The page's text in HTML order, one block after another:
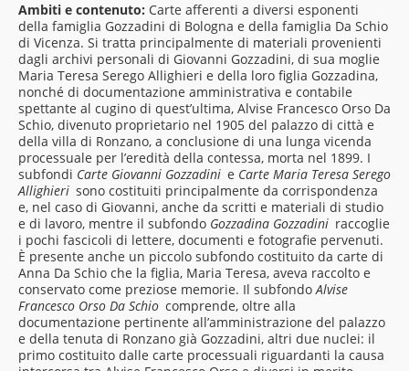
Ambiti e contenuto: Carte afferenti a diversi esponenti
della famiglia Gozzadini di Bologna e della famiglia Da Schio
di Vicenza. Si tratta principalmente di materiali provenienti
dagli archivi personali di Giovanni Gozzadini, di sua moglie
Maria Teresa Serego Allighieri e della loro figlia Gozzadina,
nonché di documentazione amministrativa e contabile
spettante al cugino di quest’ultima, Alvise Francesco Orso Da
Schio, divenuto proprietario nel 1905 del palazzo di città e
della villa di Ronzano, a conclusione di una lunga vicenda
processuale per l’eredità della contessa, morta nel 1899. I
subfondi Carte Giovanni Gozzadini e Carte Maria Teresa Serego
Allighieri sono costituiti principalmente da corrispondenza
e, nel caso di Giovanni, anche da scritti e materiali di studio
e di lavoro, mentre il subfondo Gozzadina Gozzadini raccoglie
i pochi fascicoli di lettere, documenti e fotografie pervenuti.
È presente anche un piccolo subfondo costituito da carte di
Anna Da Schio che la figlia, Maria Teresa, aveva raccolto e
conservato come preziose memorie. Il subfondoAlvise
Francesco Orso Da Schio comprende, oltre alla
documentazione pertinente all’amministrazione del palazzo
e della tenuta di Ronzano già Gozzadini, altri due nuclei: il
primo costituito dalle carte processuali riguardanti la causa